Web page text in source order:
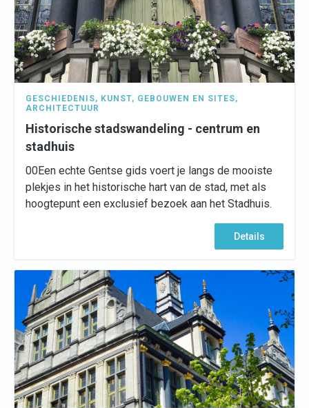
GESCHIEDENIS, KUNST, GEBOUWEN EN SITES,
ARCHITECTUUR
Historische stadswandeling - centrum en
stadhuis
00Een echte Gentse gids voert je langs de mooiste
plekjes in het historische hart van de stad, met als
hoogtepunt een exclusief bezoek aan het Stadhuis.
Details